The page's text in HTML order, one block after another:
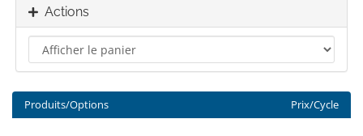
Actions
Produits/Options Prix/Cycle